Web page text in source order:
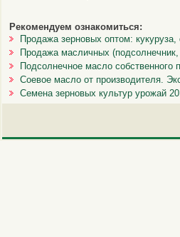
Рекомендуем ознакомиться:
Продажа зерновых оптом:
Продажа масличных
Подсолнечное масло собственного
Соевое масло от производителя.
Семена зерновых культур урожай